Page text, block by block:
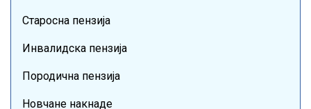
Старосна пензија
Инвалидска пензија
Породична пензија
Новчане накнаде